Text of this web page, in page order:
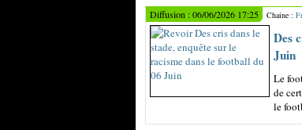
Diffusion : 06/06/2026 17:25 Chaine :
Des
Juin
Le
de
le